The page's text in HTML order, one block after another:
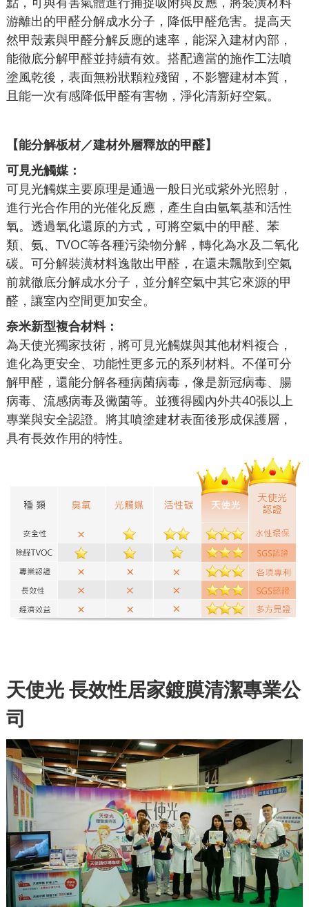
游離出的甲醛分解成水分子，降低甲醛危害。提高天
然甲殼素與甲醛分解反應的速率，能深入建材內部，
能徹底分解甲醛並持續有效。搭配適當的施作工法噴
塗風乾後，表面無粉狀顆粒殘留，不影響建材本質，
且能一次有感降低甲醛有害物，淨化清新好空氣。
【能分解板材／建材外層釋放的甲醛】
可見光觸媒：
可見光觸媒主要原理是通過一般日光或紫外光照射，
進行光合作用的光催化反應，產生自由氫氧基和活性
氧。透過氧化還原的方式，可將空氣中的甲醛、苯
類、氨、TVOC等各種污染物分解，轉化為水及二氧化
碳。可分解裝潢材料逸散出甲醛，在還未飄散到空氣
前就徹底分解成水分子，並分解空氣中其它來源的甲
醛，讓室內空間更加安全。
奈米新型複合材料：
為天使光獨家技術，將可見光觸媒與其他材料複合，
進化為更安全、功能性更多元的系列材料。不僅可分
解甲醛，還能分解各種病菌病毒，像是新冠病毒、腸
病毒、流感病毒及黴菌等。並獲得國內外共40張以上
專業與安全認證。將其噴塗建材表面後形成保護層，
具有長效作用的特性。
天使光長效性居家鍍膜清潔專業公
司